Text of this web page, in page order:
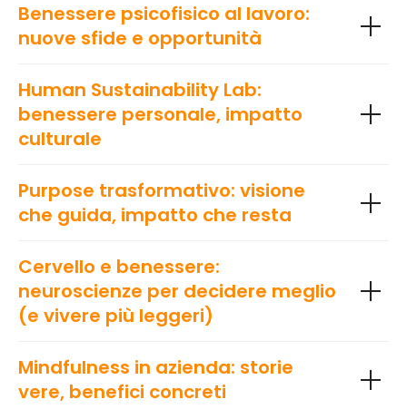
Benessere psicofisico al lavoro:
nuove sfide e opportunità
Human Sustainability Lab:
benessere personale, impatto
culturale
Purpose trasformativo: visione
che guida, impatto che resta
Cervello e benessere:
neuroscienze per decidere meglio
(e vivere più leggeri)
Mindfulness in azienda: storie
vere, benefici concreti